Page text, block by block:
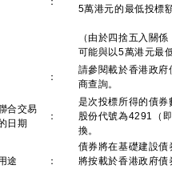
5萬港元的最低投標
（由於四捨五入關
可能與以5萬港元最
：
請參閱載於香港政
商查詢。
合交易
日期
：
是次投標所得的債券
股份代號為4291（
換。
途 ：
債券將在基礎建設
將按載於香港政府